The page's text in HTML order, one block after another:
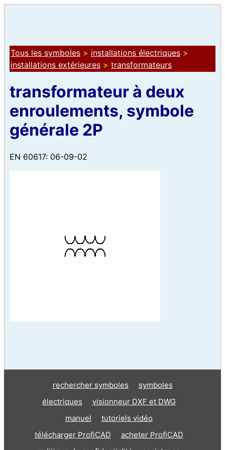
Tous les symboles > installations électriques >
installations extérieures > transformateurs
transformateur à deux
enroulements, symbole
générale 2P
EN 60617: 06-09-02
rechercher symboles
symboles
électriques
visionneur DXF et DWG
manuel
tutoriels vidéo
télécharger ProfiCAD
acheter ProfiCAD